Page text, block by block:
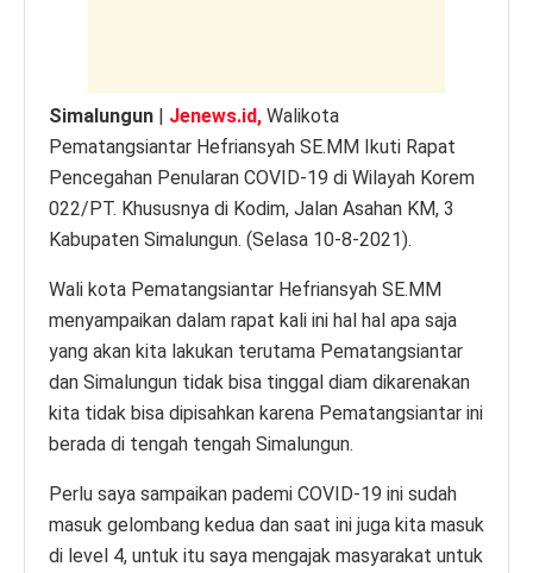
Simalungun | Jenews.id, Walikota
Pematangsiantar Hefriansyah SE.MM Ikuti Rapat
Pencegahan Penularan COVID-19 di Wilayah Korem
022/PT. Khususnya di Kodim, Jalan Asahan KM, 3
Kabupaten Simalungun. (Selasa 10-8-2021).
Wali kota Pematangsiantar Hefriansyah SE.MM
menyampaikan dalam rapat kali ini hal hal apa saja
yang akan kita lakukan terutama Pematangsiantar
dan Simalungun tidak bisa tinggal diam dikarenakan
kita tidak bisa dipisahkan karena Pematangsiantar ini
berada di tengah tengah Simalungun.
Perlu saya sampaikan pademi COVID-19 ini sudah
masuk gelombang kedua dan saat ini juga kita masuk
di level 4, untuk itu saya mengajak masyarakat untuk